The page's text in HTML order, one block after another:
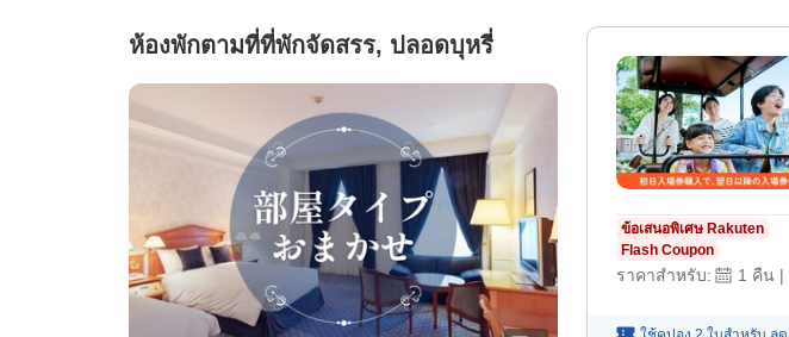
ห้องพักตามที่ที่พักจัดสรร, ปลอดบุหรี่
ข้อเสนอพิเศษ Rakuten
Flash Coupon
ราคาสำหรับ: 1 คืน |